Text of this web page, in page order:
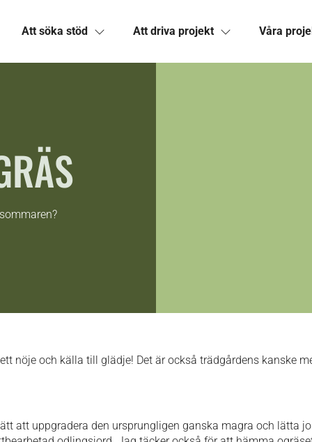
Att söka stöd Att driva projekt Våra
nöje och källa till glädje! Det är också trädgårdens kanske
att uppgradera den ursprungligen ganska magra och lätta